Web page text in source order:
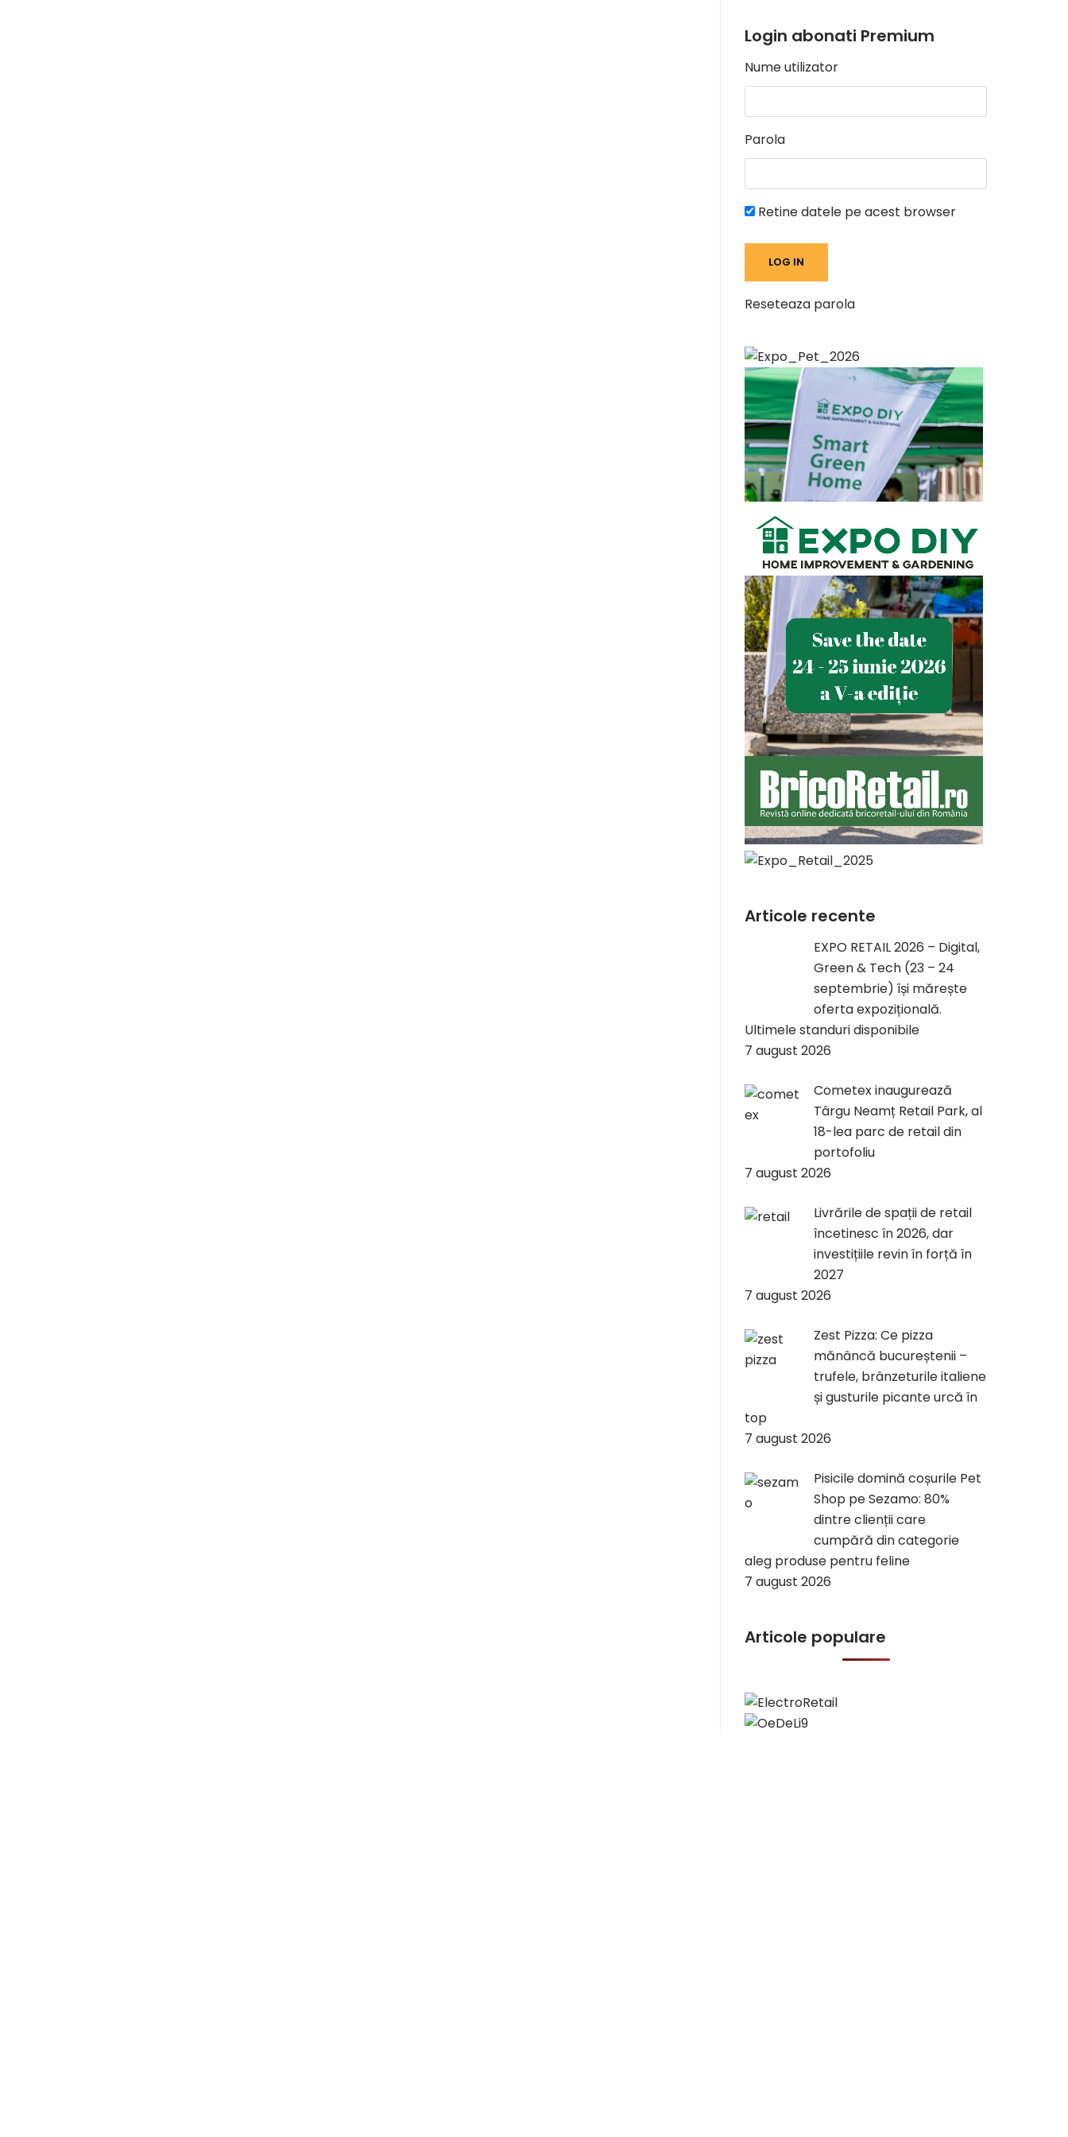
Login abonati Premium
Nume utilizator
Parola
Retine datele pe acest browser
Reseteaza parola
Articole recente
EXPO RETAIL 2026 – Digital,
Green & Tech (23 – 24
septembrie) își mărește
oferta expozițională.
Ultimele standuri disponibile
7 august 2026
Cometex inaugurează
Târgu Neamț Retail Park, al
18-lea parc de retail din
portofoliu
7 august 2026
Livrările de spații de retail
încetinesc în 2026, dar
investițiile revin în forță în
2027
7 august 2026
Zest Pizza: Ce pizza
mănâncă bucureștenii –
trufele, brânzeturile italiene
și gusturile picante urcă în
top
7 august 2026
Pisicile domină coșurile Pet
Shop pe Sezamo: 80%
dintre clienții care
cumpără din categorie
aleg produse pentru feline
7 august 2026
Articole populare